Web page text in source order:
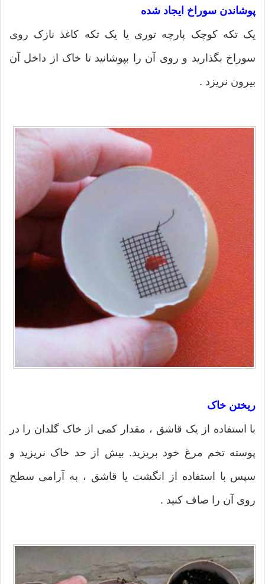
پوشاندن سوراخ ایجاد شده
یک تکه کوچک پارچه توری یا یک تکه کاغذ نازک روی
سوراخ بگذارید و روی آن را بپوشانید تا خاک از داخل آن
بیرون نریزد .
ریختن خاک
با استفاده از یک قاشق ، مقدار کمی از خاک گلدان را در
پوسته تخم مرغ خود بریزید. بیش از حد خاک نریزید و
سپس با استفاده از انگشت یا قاشق ، به آرامی سطح
روی آن را صاف کنید .